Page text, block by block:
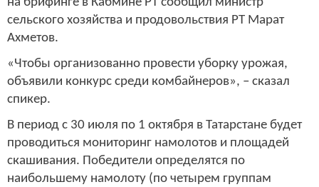
на брифинге в Кабмине РТ сообщил министр
сельского хозяйства и продовольствия РТ Марат
Ахметов.
«Чтобы организованно провести уборку урожая,
объявили конкурс среди комбайнеров», – сказал
спикер.
В период с 30 июля по 1 октября в Татарстане будет
проводиться мониторинг намолотов и площадей
скашивания. Победители определятся по
наибольшему намолоту (по четырем группам